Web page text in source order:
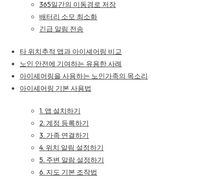
365일간의 이동경로 저장
배터리 소모 최소화
긴급 알림 전송
타 위치추적 앱과 아이셰어링 비교
노인 안전에 기여하는 유용한 사례
아이셰어링을 사용하는 노인가족의 목소리
아이셰어링 기본 사용법
1. 앱 설치하기
2. 계정 등록하기
3. 가족 연결하기
4. 위치 알림 설정하기
5. 주변 알람 설정하기
6. 지도 기본 조작법